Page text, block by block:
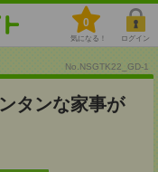
0
気になる！ ログイン
No.NSGTK22_GD-1
タンな家事が